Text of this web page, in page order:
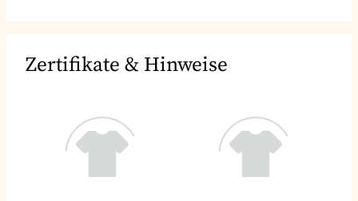
Zertifikate & Hinweise